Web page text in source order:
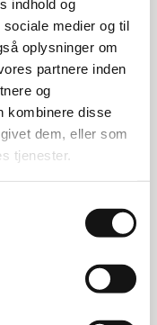
indhold og
medier og til
oplysninger om
partnere inden
og
kombinere disse
dem, eller som
tjenester.
hvilket gør
kg
malede